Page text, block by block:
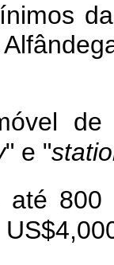
de
" e "
800